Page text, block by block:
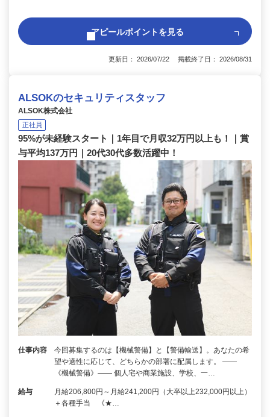
アピールポイントを見る
更新日： 2026/07/22 掲載終了日： 2026/08/31
ALSOKのセキュリティスタッフ
ALSOK株式会社
正社員
95%が未経験スタート｜1年目で月収32万円以上も！｜賞
与平均137万円｜20代30代多数活躍中！
仕事内容
今回募集するのは【機械警備】と【警備輸送】。あなたの希
望や適性に応じて、どちらかの部署に配属します。 ――
《機械警備》―― 個人宅や商業施設、学校、一…
給与
月給206,800円～月給241,200円（大卒以上232,000円以上）
＋各種手当 《★…